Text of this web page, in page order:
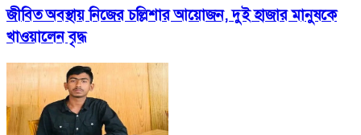
জীবিত অবস্থায় নিজের চল্লিশার আয়োজন, দুই হাজার মানুষকে
খাওয়ালেন বৃদ্ধ